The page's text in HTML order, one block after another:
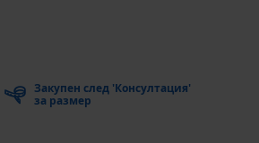
Закупен след 'Консултация'
за размер